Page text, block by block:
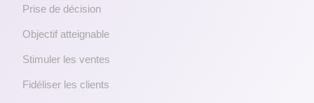
Prise de décision
Objectif atteignable
Stimuler les ventes
Fidéliser les clients